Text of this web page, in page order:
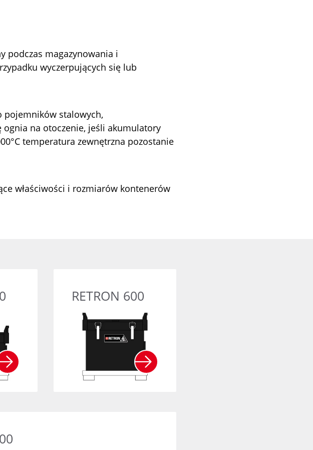
podczas magazynowania i
wyczerpujących się lub
pojemników stalowych,
ognia na otoczenie, jeśli akumulatory
temperatura zewnętrzna pozostanie
właściwości i rozmiarów kontenerów
RETRON 600